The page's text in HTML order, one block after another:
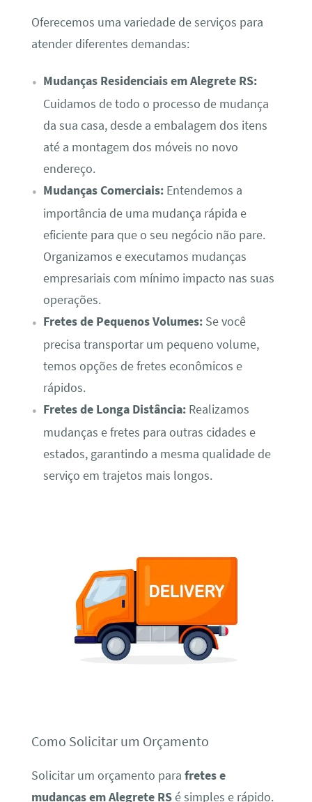
Oferecemos uma variedade de serviços para
atender diferentes demandas:
Mudanças Residenciais em Alegrete RS:
Cuidamos de todo o processo de mudança
da sua casa, desde a embalagem dos itens
até a montagem dos móveis no novo
endereço.
Mudanças Comerciais:Entendemos a
importância de uma mudança rápida e
eficiente para que o seu negócio não pare.
Organizamos e executamos mudanças
empresariais com mínimo impacto nas suas
operações.
Fretes de Pequenos Volumes:Se você
precisa transportar um pequeno volume,
temos opções de fretes econômicos e
rápidos.
Fretes de Longa Distância:Realizamos
mudanças e fretes para outras cidades e
estados, garantindo a mesma qualidade de
serviço em trajetos mais longos.
Como Solicitar um Orçamento
Solicitar um orçamento para fretes e
mudanças em Alegrete RSé simples e rápido.